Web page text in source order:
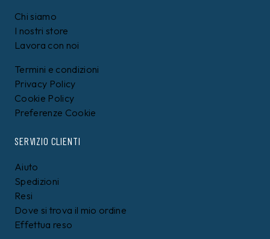
Chi siamo
I nostri store
Lavora con noi
Termini e condizioni
Privacy Policy
Cookie Policy
Preferenze Cookie
SERVIZIO CLIENTI
Aiuto
Spedizioni
Resi
Dove si trova il mio ordine
Effettua reso